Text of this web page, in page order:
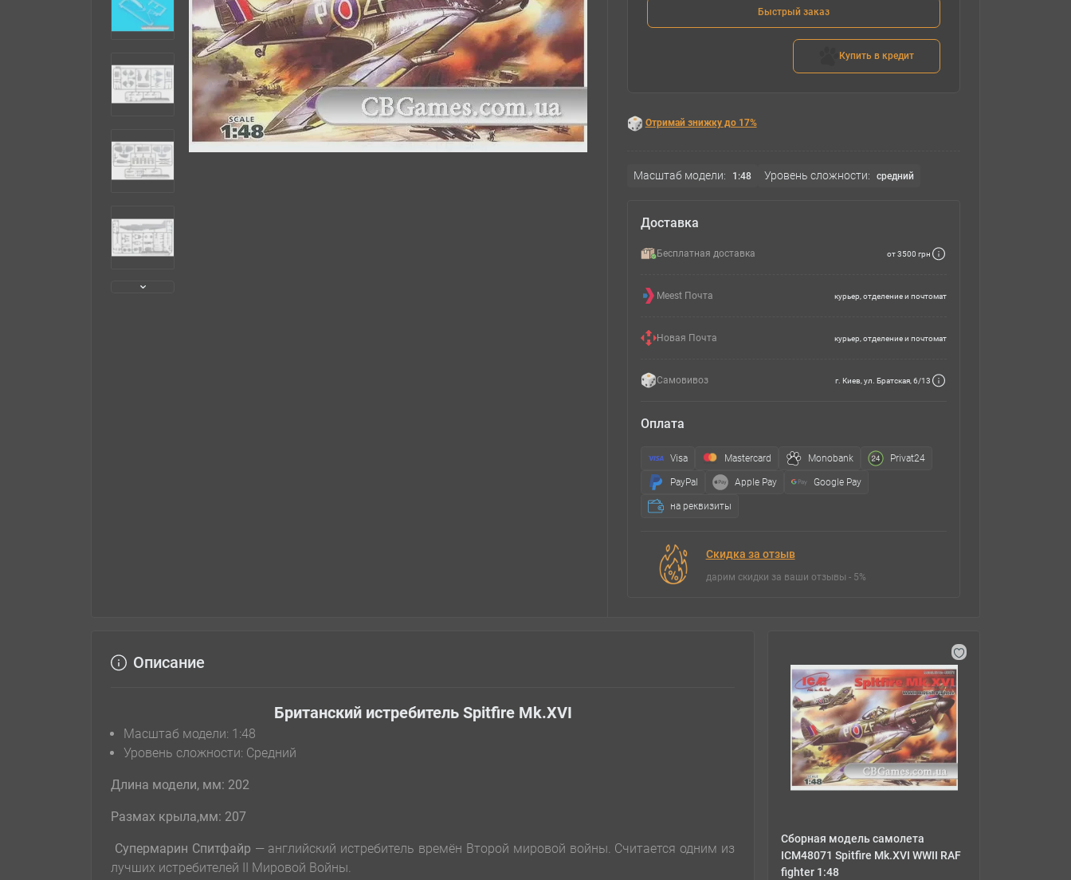
Быстрый заказ
Купить в кредит
Отримай знижку до 17%
Масштаб модели: 1:48 Уровень сложности: cредний
Доставка
Бесплатная доставка от 3500 грн
Meest Почта курьер, отделение и почтомат
Новая Почта курьер, отделение и почтомат
Самовивоз г. Киев, ул. Братская, 6/13
Оплата
Visa Mastercard Monobank Privat24
PayPal Apple Pay Google Pay
на реквизиты
Скидка за отзыв
дарим скидки за ваши отзывы - 5%
Сборная модель самолета
ICM48071 Spitfire Mk.XVI WWII RAF
fighter 1:48
Описание
Британский истребитель Spitfire Mk.XVI
Масштаб модели: 1:48
Уровень сложности: Cредний
Длина модели, мм: 202
Размах крыла,мм: 207
Супермарин Спитфайр — английский истребитель времён Второй мировой войны. Считается одним из
лучших истребителей II Мировой Войны.